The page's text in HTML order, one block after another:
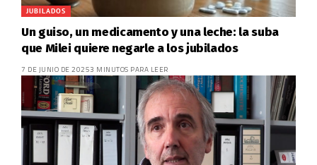
JUBILADOS
Un guiso, un medicamento y una leche: la suba
que Milei quiere negarle a los jubilados
7 DE JUNIO DE 20253 MINUTOS PARA LEER